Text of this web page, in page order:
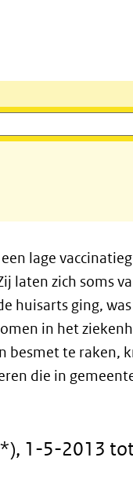
lage
laten zich soms
huisarts ging,
in het
besmet te raken,
die in
1-5-2013